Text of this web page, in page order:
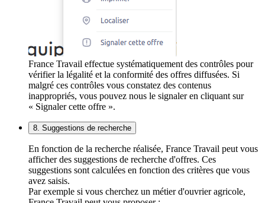
France Travail effectue systématiquement des contrôles pour
vérifier la légalité et la conformité des offres diffusées. Si
malgré ces contrôles vous constatez des contenus
inappropriés, vous pouvez nous le signaler en cliquant sur
« Signaler cette offre ».
8. Suggestions de recherche
En fonction de la recherche réalisée, France Travail peut vous
afficher des suggestions de recherche d'offres. Ces
suggestions sont calculées en fonction des critères que vous
avez saisis.
Par exemple si vous cherchez un métier d'ouvrier agricole,